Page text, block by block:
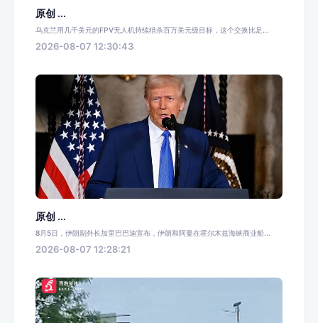
原创 ...
乌克兰用几千美元的FPV无人机持续猎杀百万美元级目标，这个交换比足...
2026-08-07 12:30:43
原创 ...
8月5日，伊朗副外长加里巴巴迪宣布，伊朗和阿曼在霍尔木兹海峡商业船...
2026-08-07 12:28:21